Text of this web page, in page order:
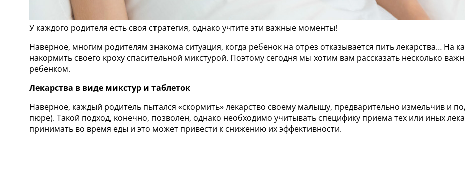
У каждого родителя есть своя стратегия, однако учтите эти важные моменты!
Наверное, многим родителям знакома ситуация, когда ребенок на отрез отказывается пить лекарства… На
накормить своего кроху спасительной микстурой. Поэтому сегодня мы хотим вам рассказать несколько
ребенком.
Лекарства в виде микстур и таблеток
Наверное, каждый родитель пытался «скормить» лекарство своему малышу, предварительно измельчив и
пюре). Такой подход, конечно, позволен, однако необходимо учитывать специфику приема тех или иных
принимать во время еды и это может привести к снижению их эффективности.